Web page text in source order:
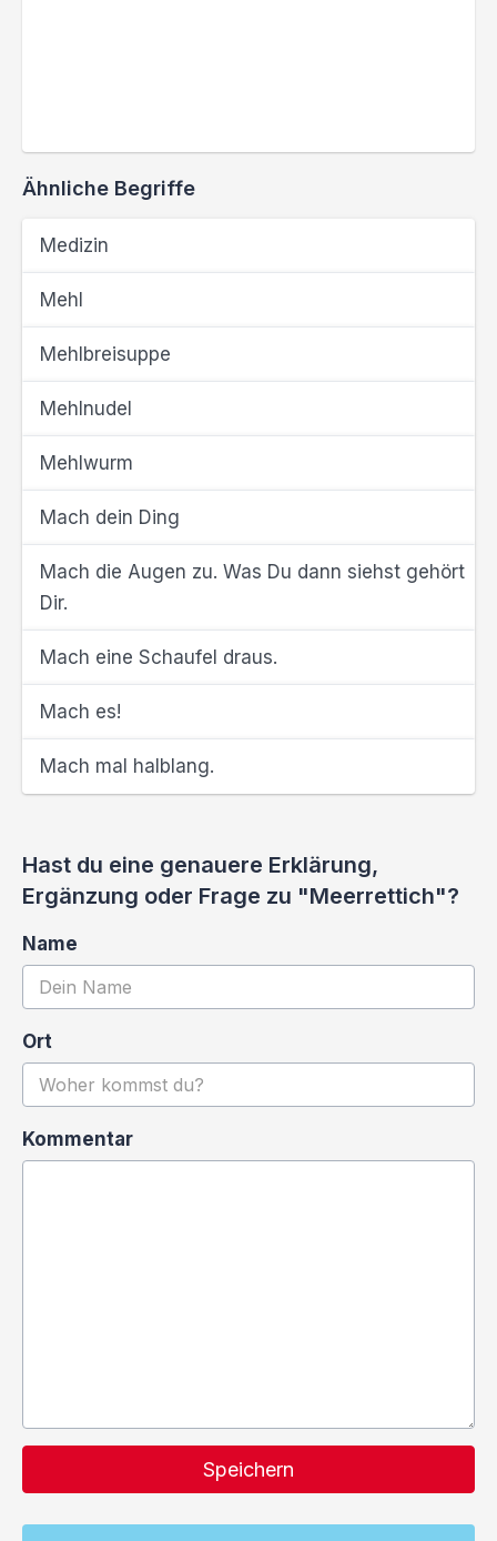
Ähnliche Begriffe
Medizin
Mehl
Mehlbreisuppe
Mehlnudel
Mehlwurm
Mach dein Ding
Mach die Augen zu. Was Du dann siehst gehört
Dir.
Mach eine Schaufel draus.
Mach es!
Mach mal halblang.
Hast du eine genauere Erklärung,
Ergänzung oder Frage zu "Meerrettich"?
Name
Ort
Kommentar
Speichern